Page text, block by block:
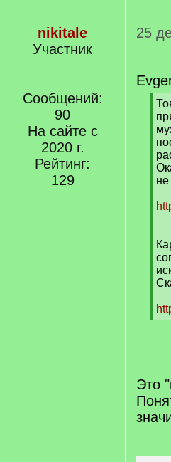
nikitale
Участник
Сообщений:
90
На сайте с
2020 г.
Рейтинг:
129
25
[
q
]
не
[
Это